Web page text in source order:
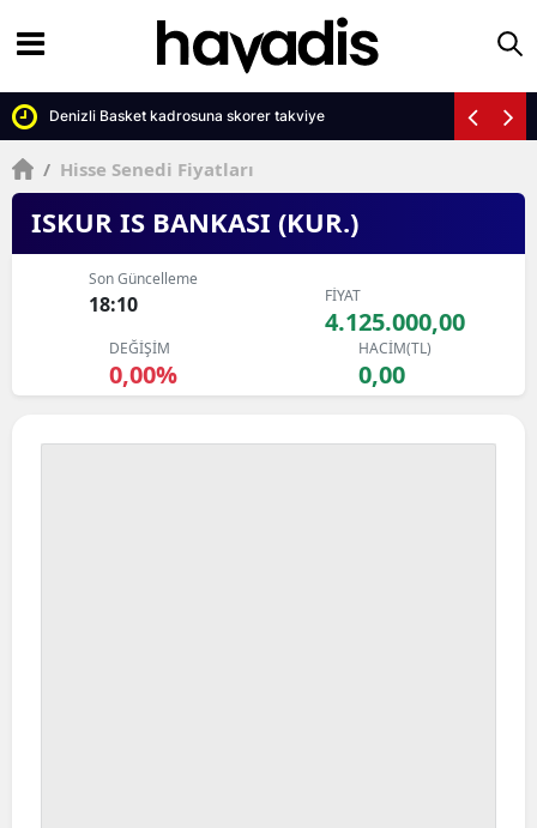
Denizli Basket kadrosuna skorer takviye
/ Hisse Senedi Fiyatları
ISKUR IS BANKASI (KUR.)
Son Güncelleme
18:10 FİYAT
4.125.000,00
DEĞİŞİM
0,00%
HACİM(TL)
0,00